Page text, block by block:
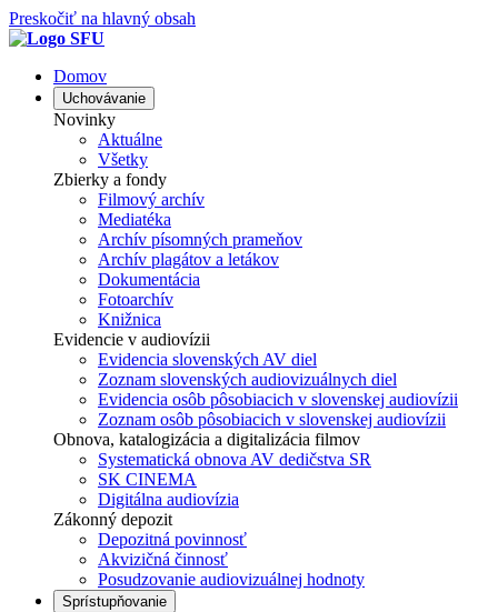
Preskočiť na hlavný obsah
Domov
Uchovávanie
Novinky
Aktuálne
Všetky
Zbierky a fondy
Filmový archív
Mediatéka
Archív písomných prameňov
Archív plagátov a letákov
Dokumentácia
Fotoarchív
Knižnica
Evidencie v audiovízii
Evidencia slovenských AV diel
Zoznam slovenských audiovizuálnych diel
Evidencia osôb pôsobiacich v slovenskej audiovízii
Zoznam osôb pôsobiacich v slovenskej audiovízii
Obnova, katalogizácia a digitalizácia filmov
Systematická obnova AV dedičstva SR
SK CINEMA
Digitálna audiovízia
Zákonný depozit
Depozitná povinnosť
Akvizičná činnosť
Posudzovanie audiovizuálnej hodnoty
Sprístupňovanie